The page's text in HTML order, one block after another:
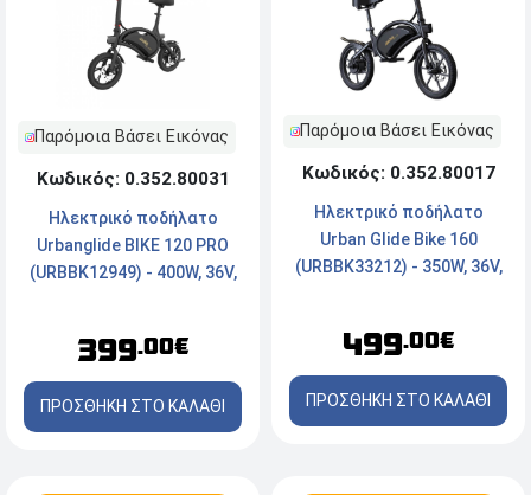
Παρόμοια Βάσει Εικόνας
Κωδικός: 0.352.80031
Ηλεκτρικό ποδήλατο
Urbanglide BIKE 120 PRO
(URBBK12949) - 400W, 36V,
399.00€
ΠΡΟΣΘΗΚΗ ΣΤΟ ΚΑΛΑΘΙ
Παρόμοια Βάσει Εικόνας
Κωδικός: 0.352.80017
Ηλεκτρικό ποδήλατο
Urban Glide Bike 160
(URBBK33212) - 350W, 36V,
499.00€
ΠΡΟΣΘΗΚΗ ΣΤΟ ΚΑΛΑΘΙ